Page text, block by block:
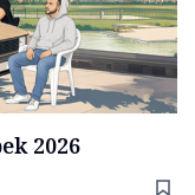
2026